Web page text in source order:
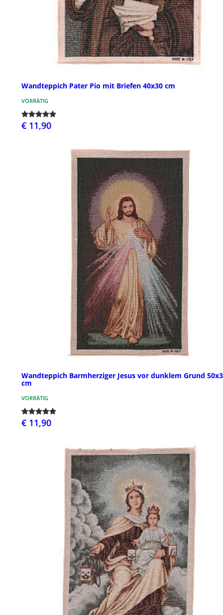
Wandteppich Pater Pio mit Briefen 40x30 cm
VORRÄTIG
€ 11,90
Wandteppich Barmherziger Jesus vor dunklem Grund
cm
VORRÄTIG
€ 11,90